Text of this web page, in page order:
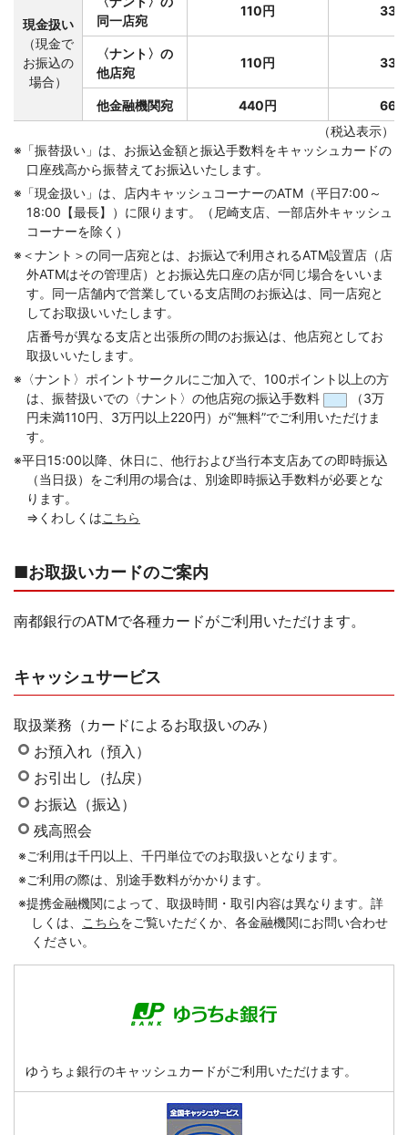
現金扱い
（現金で
お振込の
場合）
同一店宛
110円 330
〈ナント〉の
他店宛
110円 330
他金融機関宛 440円
660
（税込表示）
※
コメジルシ
「振替扱い」は、お振込金額と振込手数料をキャッシュカードの
口座残高から振替えてお振込いたします。
※
コメジルシ
「現金扱い」は、店内キャッシュコーナーのATM（平日7:00～
18:00【最長】）に限ります。（尼崎支店、一部店外キャッシュ
コーナーを除く）
※
コメジルシ
＜ナント＞の同一店宛とは、お振込で利用されるATM設置店（店
外ATMはその管理店）とお振込先口座の店が同じ場合をいいま
す。同一店舗内で営業している支店間のお振込は、同一店宛と
してお取扱いいたします。
店番号が異なる支店と出張所の間のお振込は、他店宛としてお
取扱いいたします。
※〈ナント〉ポイントサークルにご加入で、100ポイント以上の方
は、振替扱いでの〈ナント〉の他店宛の振込手数料
（3万
円未満110円、3万円以上220円）が“無料”でご利用いただけま
す。
※
コメジルシ
平日15:00以降、休日に、他行および当行本支店あての即時振込
（当日扱）をご利用の場合は、別途即時振込手数料が必要とな
ります。
⇒くわしくはこちら
■お取扱いカードのご案内
南都銀行のATMで各種カードがご利用いただけます。
キャッシュサービス
取扱業務（カードによるお取扱いのみ）
お預入れ（預入）
お引出し（払戻）
お振込（振込）
残高照会
※
コメジルシ
ご利用は千円以上、千円単位でのお取扱いとなります。
※
コメジルシ
ご利用の際は、別途手数料がかかります。
※
コメジルシ
提携金融機関によって、取扱時間・取引内容は異なります。詳
しくは、
こちらをご覧いただくか、各金融機関にお問い合わせ
ください。
ゆうちょ銀行のキャッシュカードがご利用いただけます。